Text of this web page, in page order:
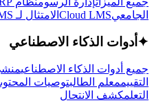
الجامعيCloud LMS الامتثال لـ FERPA
✦ أدوات الذكاء الاصطناعي
جميع أدوات الذكاء الاصطناعي
التقييممعلم الطالبتوصيات المحتوى
التعلمكشف الانتحال